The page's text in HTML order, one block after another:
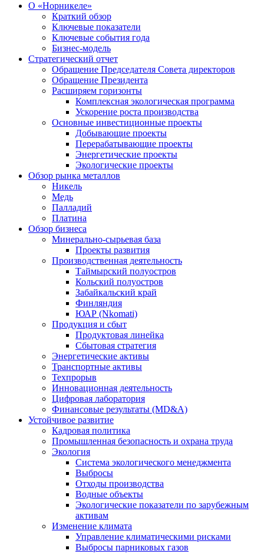
О «Норникеле»
Краткий обзор
Ключевые показатели
Ключевые события года
Бизнес-модель
Стратегический отчет
Обращение Председателя Совета директоров
Обращение Президента
Расширяем горизонты
Комплексная экологическая программа
Ускорение роста производства
Основные инвестиционные проекты
Добывающие проекты
Перерабатывающие проекты
Энергетические проекты
Экологические проекты
Обзор рынка металлов
Никель
Медь
Палладий
Платина
Обзор бизнеса
Минерально-сырьевая база
Проекты развития
Производственная деятельность
Таймырский полуостров
Кольский полуостров
Забайкальский край
Финляндия
ЮАР (Nkomati)
Продукция и сбыт
Продуктовая линейка
Сбытовая стратегия
Энергетические активы
Транспортные активы
Техпрорыв
Инновационная деятельность
Цифровая лаборатория
Финансовые результаты (MD&A)
Устойчивое развитие
Кадровая политика
Промышленная безопасность и охрана труда
Экология
Система экологического менеджмента
Выбросы
Отходы производства
Водные объекты
Экологические показатели по зарубежным
активам
Изменение климата
Управление климатическими рисками
Выбросы парниковых газов